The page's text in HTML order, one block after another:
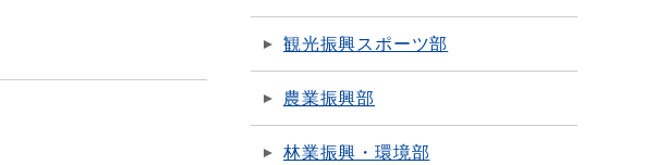
観光振興スポーツ部
農業振興部
林業振興・環境部